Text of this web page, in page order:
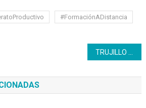
#FormaciónADistancia